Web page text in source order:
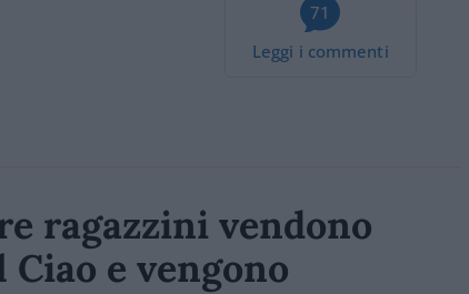
71
Leggi i commenti
ragazzini vendono
e vengono